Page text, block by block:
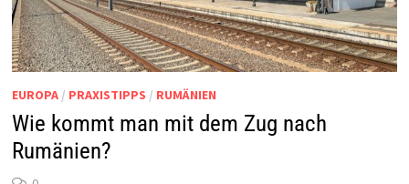
EUROPA/ PRAXISTIPPS / RUMÄNIEN
Wie kommt man mit dem Zug nach
Rumänien?